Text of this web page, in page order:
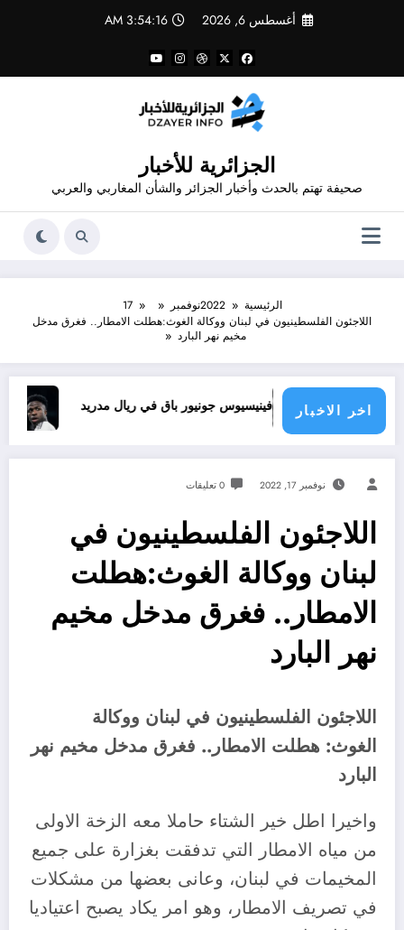
أغسطس 6, 2026 3:54:16 AM
الجزائرية للأخبار
صحيفة تهتم بالحدث وأخبار الجزائر والشأن المغاربي والعربي
الرئيسية 2022نوفمبر
17
اللاجئون الفلسطينيون في لبنان ووكالة الغوث:هطلت الامطار.. فغرق مدخل
مخيم نهر البارد
اخر الاخبارفينيسيوس جونيور باق في ريال مدريد تجديد عقد
نوفمبر 17, 2022 0 تعليقات
اللاجئون الفلسطينيون في
لبنان ووكالة الغوث:هطلت
الامطار.. فغرق مدخل مخيم
نهر البارد
اللاجئون الفلسطينيون في لبنان ووكالة
الغوث: هطلت الامطار.. فغرق مدخل مخيم نهر
البارد
واخيرا اطل خير الشتاء حاملا معه الزخة الاولى
من مياه الامطار التي تدفقت بغزارة على جميع
المخيمات في لبنان، وعانى بعضها من مشكلات
في تصريف الامطار، وهو امر يكاد يصبح اعتياديا